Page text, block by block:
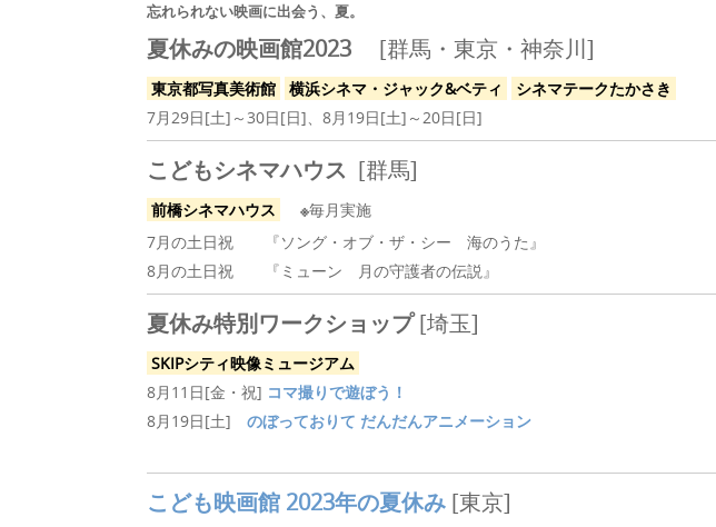
忘れられない映画に出会う、夏。
夏休みの映画館2023 [群馬・東京・神奈川]
東京都写真美術館 横浜シネマ・ジャック&ベティ
シネマテークたかさき
7月29日[土]～30日[日]、8月19日[土]～20日[日]
こどもシネマハウス [群馬]
前橋シネマハウス ※毎月実施
7月の土日祝 『ソング・オブ・ザ・シー 海のうた』
8月の土日祝 『ミューン 月の守護者の伝説』
夏休み特別ワークショップ[埼玉]
SKIPシティ映像ミュージアム
8月11日[金・祝] コマ撮りで遊ぼう！
8月19日[土] のぼっておりて だんだんアニメーション
こども映画館 2023年の夏休み [東京]